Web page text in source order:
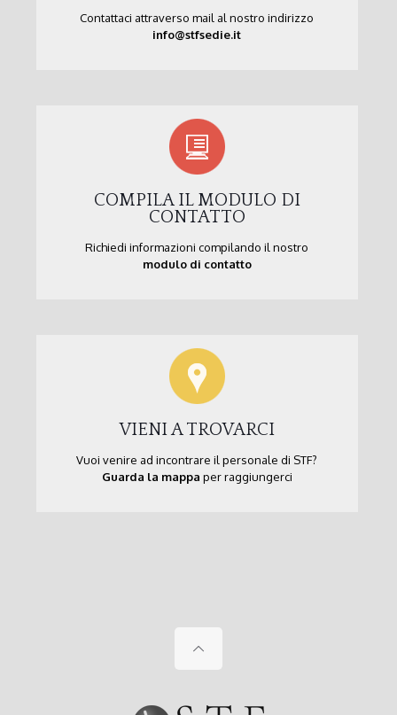
Contattaci attraverso mail al nostro indirizzo
info@stfsedie.it
COMPILA IL MODULO DI
CONTATTO
Richiedi informazioni compilando il nostro
modulo di contatto
VIENI A TROVARCI
Vuoi venire ad incontrare il personale di STF?
Guarda la mappa per raggiungerci